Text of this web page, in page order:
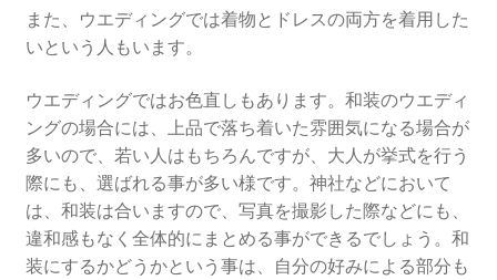
また、ウエディングでは着物とドレスの両方を着用した
いという人もいます。
ウエディングではお色直しもあります。和装のウエディ
ングの場合には、上品で落ち着いた雰囲気になる場合が
多いので、若い人はもちろんですが、大人が挙式を行う
際にも、選ばれる事が多い様です。神社などにおいて
は、和装は合いますので、写真を撮影した際などにも、
違和感もなく全体的にまとめる事ができるでしょう。和
装にするかどうかという事は、自分の好みによる部分も